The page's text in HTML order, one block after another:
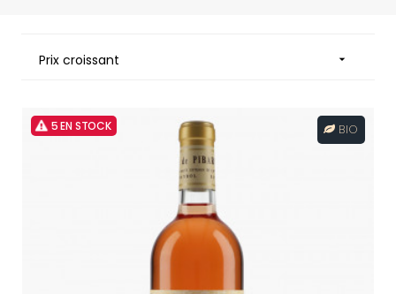
Prix croissant 
5 EN STOCK BIO